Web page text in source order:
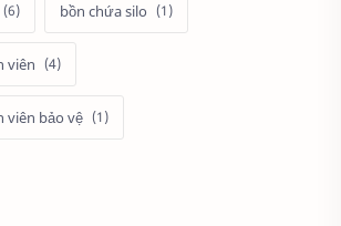
bồn chứa silo
viên
viên bảo vệ